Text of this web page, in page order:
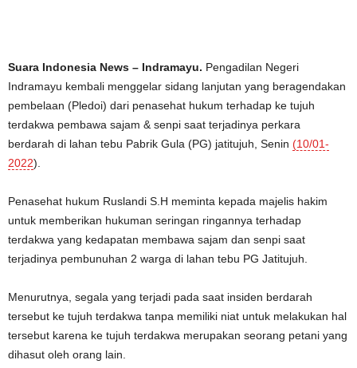
Suara Indonesia News – Indramayu. Pengadilan Negeri
Indramayu kembali menggelar sidang lanjutan yang beragendakan
pembelaan (Pledoi) dari penasehat hukum terhadap ke tujuh
terdakwa pembawa sajam & senpi saat terjadinya perkara
berdarah di lahan tebu Pabrik Gula (PG) jatitujuh, Senin (10/01-
2022).
Penasehat hukum Ruslandi S.H meminta kepada majelis hakim
untuk memberikan hukuman seringan ringannya terhadap
terdakwa yang kedapatan membawa sajam dan senpi saat
terjadinya pembunuhan 2 warga di lahan tebu PG Jatitujuh.
Menurutnya, segala yang terjadi pada saat insiden berdarah
tersebut ke tujuh terdakwa tanpa memiliki niat untuk melakukan hal
tersebut karena ke tujuh terdakwa merupakan seorang petani yang
dihasut oleh orang lain.